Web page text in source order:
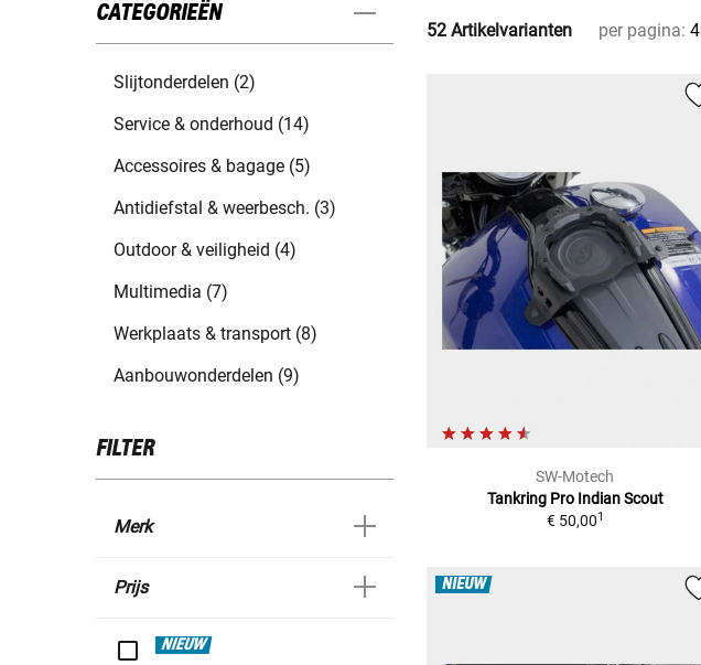
CATEGORIEËN
Slijtonderdelen (2)
Service & onderhoud (14)
Accessoires & bagage (5)
Antidiefstal & weerbesch. (3)
Outdoor & veiligheid (4)
Multimedia (7)
Werkplaats & transport (8)
Aanbouwonderdelen (9)
FILTER
Merk
Prijs
NIEUW
52 Artikelvarianten per pagina:
SW-Motech
Tankring Pro Indian Scout
€ 50,001
NIEUW